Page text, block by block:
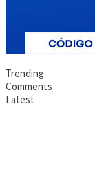
Trending
Comments
Latest